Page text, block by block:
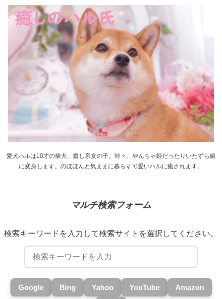
愛犬ハルは10才の柴犬、癒し系女の子。時々、やんちゃ姫だったりいたずら娘
に変身します。のほほんと気ままに暮らす可愛いハルに癒されます。
マルチ検索フォーム
検索キーワードを入力して検索サイトを選択してください。
Google Bing Yahoo YouTube Amazon